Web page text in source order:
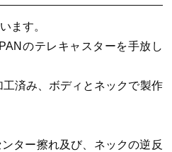
ます。
のテレキャスターを手放し
済み、ボディとネックで製作
ター擦れ及び、ネックの逆反